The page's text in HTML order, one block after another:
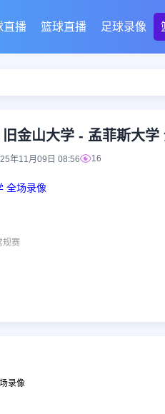
直播 篮球直播 足球录像
金山大学 - 孟菲斯大学
年11月09日 08:56 16
全场录像
规赛
录像